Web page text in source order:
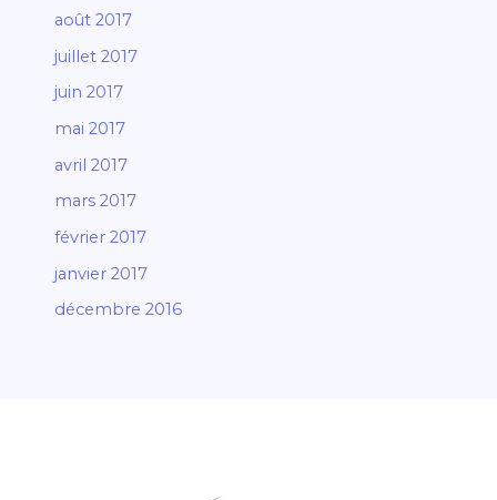
août 2017
juillet 2017
juin 2017
mai 2017
avril 2017
mars 2017
février 2017
janvier 2017
décembre 2016